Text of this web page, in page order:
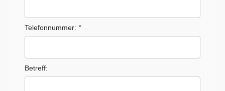
Telefonnummer: *
Betreff: